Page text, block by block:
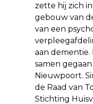
zette hij zich
gebouw van
van een
aan dementie.
samen
Nieuwpoort.
de Raad van
Stichting